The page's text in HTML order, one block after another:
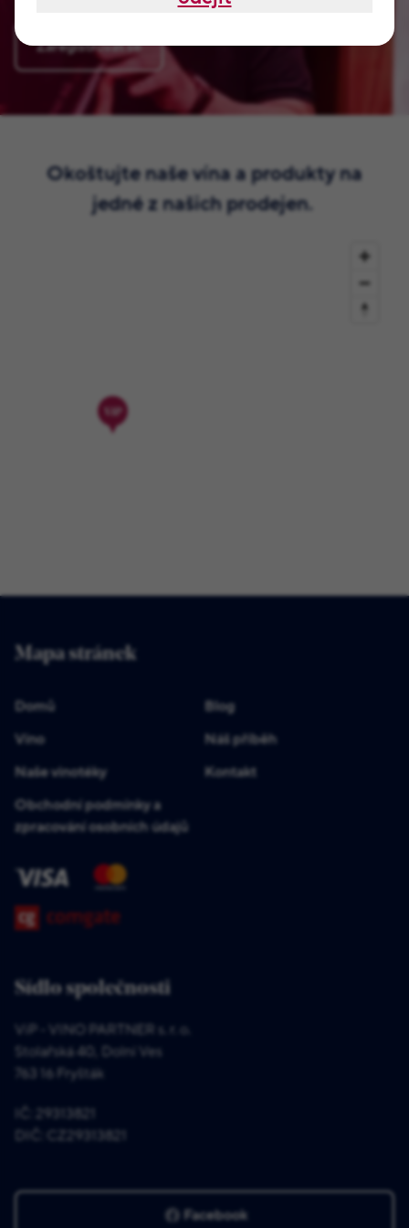
Zaregistrovat se
Okoštujte naše vína a produkty na
jedné z našich prodejen.
Mapa stránek
Domů
Blog
Víno
Náš příběh
Naše vinotéky
Kontakt
Obchodní podmínky a
zpracování osobních údajů
Sídlo společnosti
ViP - VINO PARTNER s. r. o.
Stolařská 40, Dolní Ves
763 16 Fryšták
IČ: 29313821
DIČ: CZ29313821
Facebook